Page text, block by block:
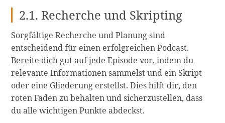
2.1. Recherche und Skripting
Sorgfältige Recherche und Planung sind
entscheidend für einen erfolgreichen Podcast.
Bereite dich gut auf jede Episode vor, indem du
relevante Informationen sammelst und ein Skript
oder eine Gliederung erstellst. Dies hilft dir, den
roten Faden zu behalten und sicherzustellen, dass
du alle wichtigen Punkte abdeckst.